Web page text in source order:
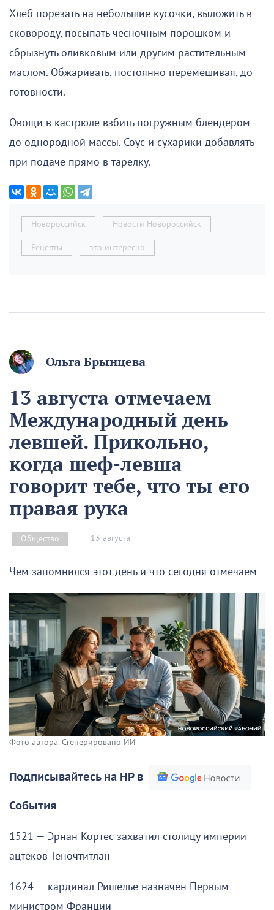
Хлеб порезать на небольшие кусочки, выложить в
сковороду, посыпать чесночным порошком и
сбрызнуть оливковым или другим растительным
маслом. Обжаривать, постоянно перемешивая, до
готовности.
Овощи в кастрюле взбить погружным блендером
до однородной массы. Соус и сухарики добавлять
при подаче прямо в тарелку.
Новороссийск Новости Новороссийск
Рецепты это интересно
Ольга Брынцева
13 августа отмечаем
Международный день
левшей. Прикольно,
когда шеф-левша
говорит тебе, что ты его
правая рука
Общество 13 августа
Чем запомнился этот день и что сегодня отмечаем
Фото автора. Сгенерировано ИИ
Подписывайтесь на НР в
События
1521 — Эрнан Кортес захватил столицу империи
ацтеков Теночтитлан
1624 — кардинал Ришелье назначен Первым
министром Франции